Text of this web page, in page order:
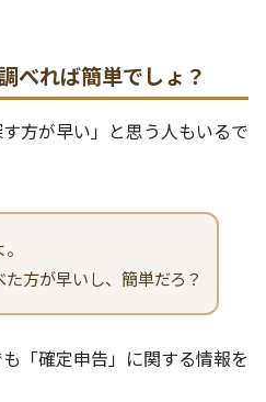
べれば簡単でしょ？
方が早い」と思う人もいるで
方が早いし、簡単だろ？
「確定申告」に関する情報を